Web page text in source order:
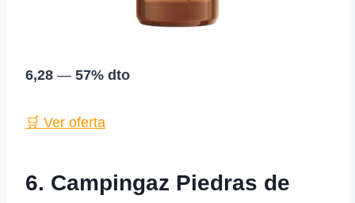
6,28 — 57% dto
🛒 Ver oferta
6. Campingaz Piedras de